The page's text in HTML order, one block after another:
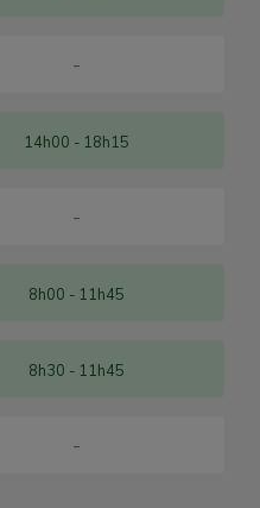
-
14h00 - 18h15
-
8h00 - 11h45
8h30 - 11h45
-